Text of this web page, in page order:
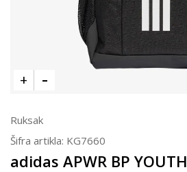
Ruksak
Šifra artikla: KG7660
adidas APWR BP YOUTH